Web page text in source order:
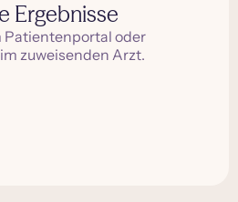
Ergebnisse
Patientenportal oder
zuweisenden Arzt.